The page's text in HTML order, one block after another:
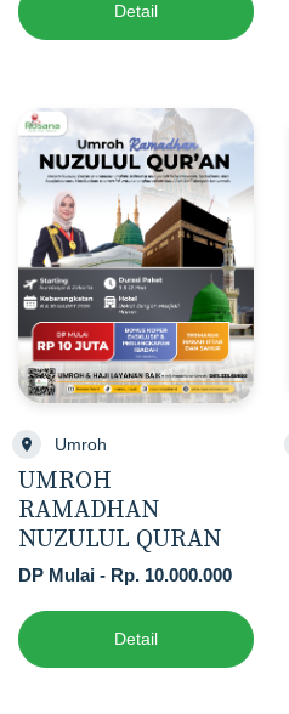
Detail
Umroh
UMROH
RAMADHAN
NUZULUL QURAN
DP Mulai - Rp. 10.000.000
Detail